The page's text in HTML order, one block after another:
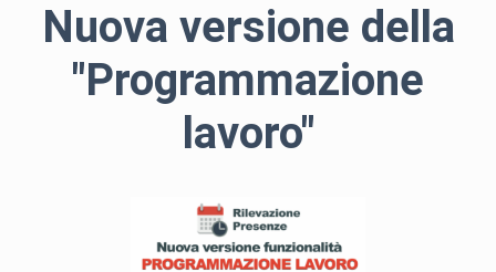
Nuova versione della
"Programmazione
lavoro"